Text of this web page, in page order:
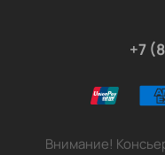
+7
Внимание!